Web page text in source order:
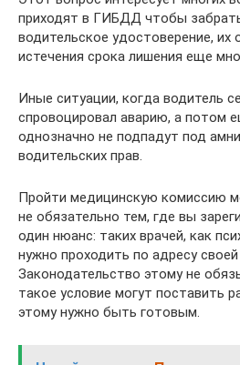
приходят в ГИБДД чтобы
водительское удостоверение,
истечения срока лишения еще
Иные ситуации, когда водитель
спровоцировал аварию, а потом
однозначно не подпадут под
водительских прав.
Пройти медицинскую комиссию
не обязательно тем, где вы
один нюанс: таких врачей, как
нужно проходить по адресу своей
Законодательство этому не
такое условие могут поставить
этому нужно быть готовым.